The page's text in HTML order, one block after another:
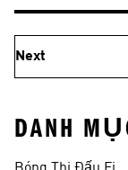
Next
DANH